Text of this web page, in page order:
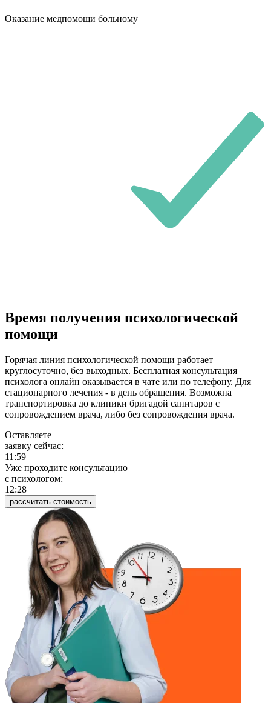
Оказание медпомощи больному
Время получения психологической
помощи
Горячая линия психологической помощи работает
круглосуточно, без выходных. Бесплатная консультация
психолога онлайн оказывается в чате или по телефону. Для
стационарного лечения - в день обращения. Возможна
транспортировка до клиники бригадой санитаров с
сопровождением врача, либо без сопровождения врача.
Оставляете
заявку сейчас:
11:59
Уже проходите консультацию
c психологом:
12:28
рассчитать стоимость